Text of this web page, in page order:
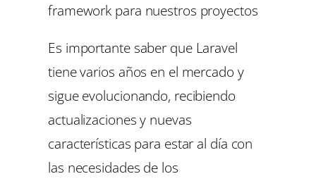
framework para nuestros proyectos
Es importante saber que Laravel
tiene varios años en el mercado y
sigue evolucionando, recibiendo
actualizaciones y nuevas
características para estar al día con
las necesidades de los